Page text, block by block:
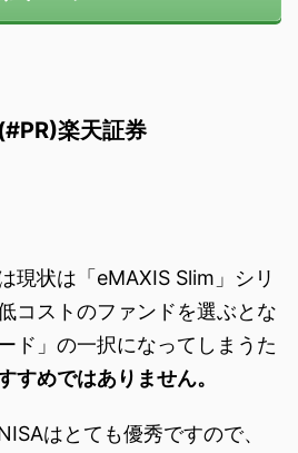
楽天証券
現状は「eMAXIS Slim」シリ
コストのファンドを選ぶとな
ド」の一択になってしまうた
すめではありません。
はとても優秀ですので、